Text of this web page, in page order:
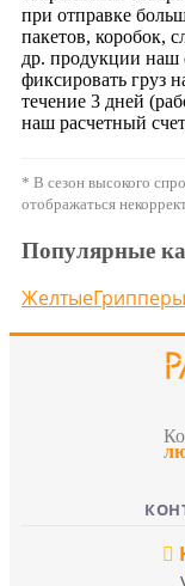
при отправке
пакетов, коробок,
др. продукции наш
фиксировать груз
течение 3 дней
наш расчетный
* В сезон высокого
отображаться
Популярные
ЖелтыеГрипперы